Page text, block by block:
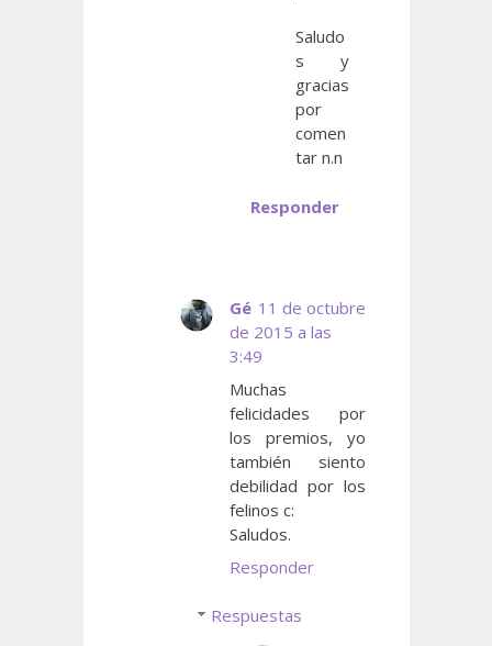
Saludo
s y
gracias
por
comen
tar n.n
Responder
Gé 11 de octubre
de 2015 a las
3:49
Muchas
felicidades por
los premios, yo
también siento
debilidad por los
felinos c:
Saludos.
Responder
Respuestas